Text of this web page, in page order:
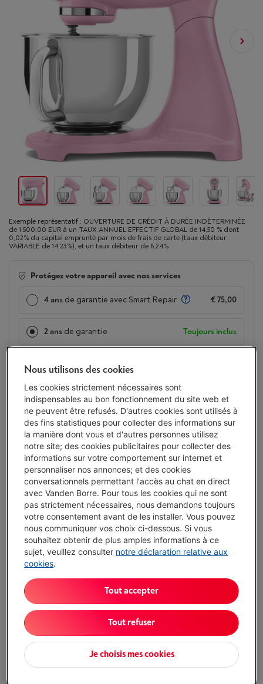
Exemple représentatif : OUVERTURE DE CRÉDIT À DURÉE INDÉTERMINÉE
de 1.500,00 EUR à un TAUX ANNUEL EFFECTIF GLOBAL de 14,50 % dont
0,02% du capital emprunté par mois de frais de carte (taux débiteur
VARIABLE de 14,23%), et un taux débiteur de 6,24%.
Protégez votre appareil avec nos services
4 ans de garantie avec Smart Repair € 75,00
2 ans de garantie Toujours inclus
€ 539,00
Ou 18 mensualités de € 31,46 -Plus d'infos
Taux débiteur 6,24%, Coût du crédit € 27,28
Moins de 5 en stock, commandez vite !
J'achète
Comparer
Atouts
Bol inox 4,8 L (2,8 kg pâte gâteau) : prépare en une fois
Moteur 1.000 W + mouvement planétaire : mélange et
pétrit de façon homogène, avec moins d’arrêts pour
10 vitesses + Smooth Start : adapte la puissance à chaque
recette et limite les projections au démarrage.
Accessoires supplémentaires en option : pour utiliser un
Nous utilisons des cookies
Les cookies strictement nécessaires sont
indispensables au bon fonctionnement du site web et
ne peuvent être refusés. D'autres cookies sont utilisés à
des fins statistiques pour collecter des informations sur
la manière dont vous et d'autres personnes utilisez
notre site; des cookies publicitaires pour collecter des
informations sur votre comportement sur internet et
personnaliser nos annonces; et des cookies
conversationnels permettant l'accès au chat en direct
avec Vanden Borre. Pour tous les cookies qui ne sont
pas strictement nécessaires, nous demandons toujours
votre consentement avant de les installer. Vous pouvez
nous communiquer vos choix ci-dessous. Si vous
souhaitez obtenir de plus amples informations à ce
sujet, veuillez consulter notre déclaration relative aux
cookies.
Je choisis mes cookies
Tout refuser
Tout accepter